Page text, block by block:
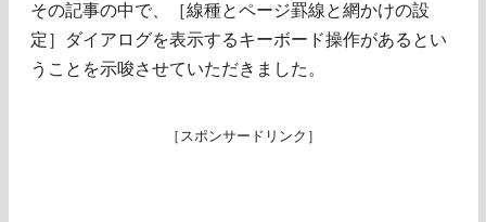
その記事の中で、［線種とページ罫線と網かけの設
定］ダイアログを表示するキーボード操作があるとい
うことを示唆させていただきました。
［スポンサードリンク］